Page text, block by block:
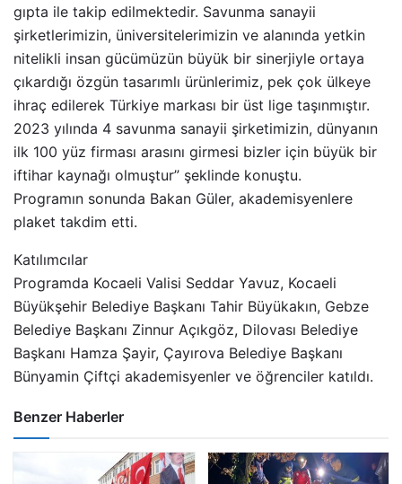
gıpta ile takip edilmektedir. Savunma sanayii
şirketlerimizin, üniversitelerimizin ve alanında yetkin
nitelikli insan gücümüzün büyük bir sinerjiyle ortaya
çıkardığı özgün tasarımlı ürünlerimiz, pek çok ülkeye
ihraç edilerek Türkiye markası bir üst lige taşınmıştır.
2023 yılında 4 savunma sanayii şirketimizin, dünyanın
ilk 100 yüz firması arasını girmesi bizler için büyük bir
iftihar kaynağı olmuştur” şeklinde konuştu.
Programın sonunda Bakan Güler, akademisyenlere
plaket takdim etti.
Katılımcılar
Programda Kocaeli Valisi Seddar Yavuz, Kocaeli
Büyükşehir Belediye Başkanı Tahir Büyükakın, Gebze
Belediye Başkanı Zinnur Açıkgöz, Dilovası Belediye
Başkanı Hamza Şayir, Çayırova Belediye Başkanı
Bünyamin Çiftçi akademisyenler ve öğrenciler katıldı.
Benzer Haberler